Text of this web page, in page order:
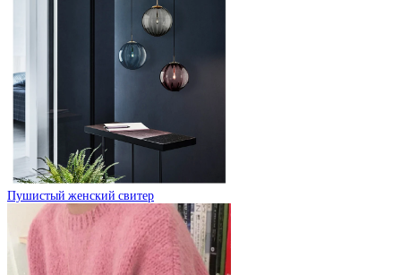
Пушистый женский свитер